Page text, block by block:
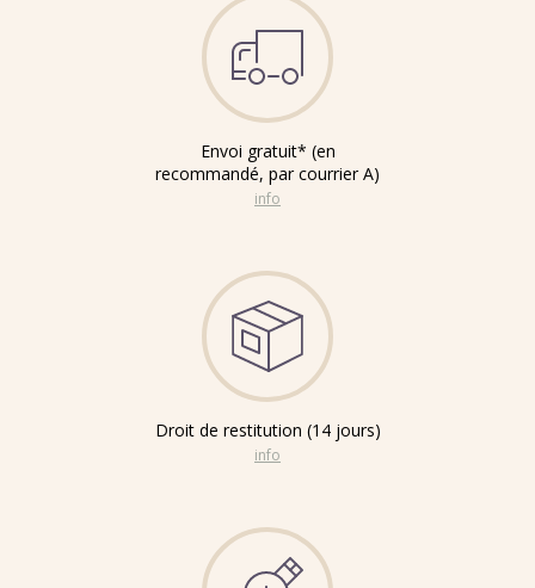
Envoi gratuit* (en
recommandé, par courrier A)
info
Droit de restitution (14 jours)
info